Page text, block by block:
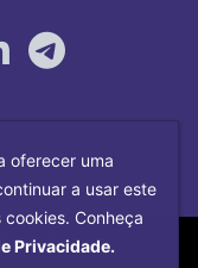
Federal
oferecer uma
a usar este
Conheça
Privacidade.